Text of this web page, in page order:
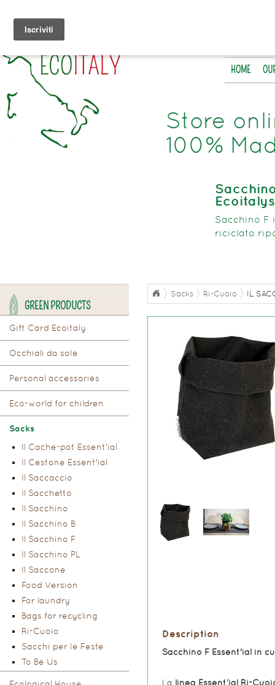
HOME
Store
100%
Sacchino F
riciclato
GREEN PRODUCTS
Gift Card Ecoitaly
Occhiali da sole
Personal accessories
Eco-world for children
Sacks
Il Cache-pot Essent'ial
Il Cestone Essent'ial
Il Saccaccio
Il Sacchetto
Il Sacchino
Il Sacchino B
Il Sacchino F
Il Sacchino PL
Il Saccone
Food Version
For laundry
Bags for recycling
Ri-Cuoio
Sacchi per le Feste
To Be Us
Sacks Ri-Cuoio IL
Description
Sacchino F Essent'ial in
La linea Essent’ial Ri-